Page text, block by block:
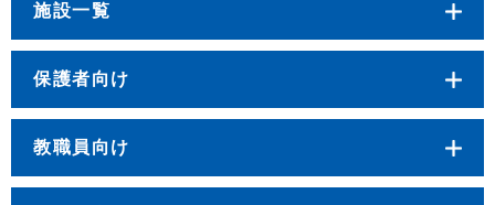
施設一覧
保護者向け
教職員向け